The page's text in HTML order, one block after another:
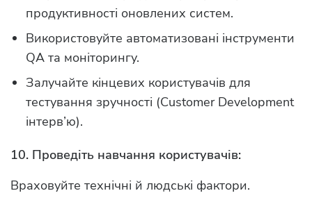
продуктивності оновлених систем.
Використовуйте автоматизовані інструменти
QA та моніторингу.
Залучайте кінцевих користувачів для
тестування зручності (Customer Development
інтерв’ю).
10. Проведіть навчання користувачів:
Враховуйте технічні й людські фактори.